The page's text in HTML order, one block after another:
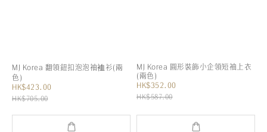
MJ Korea 翻領鈕扣泡泡袖裇衫(兩
色)
HK$423.00
HK$705.00
MJ Korea 圓形裝飾小企領短袖上衣
(兩色)
HK$352.00
HK$587.00